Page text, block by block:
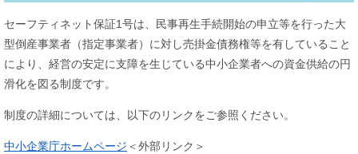
セーフティネット保証1号は、民事再生手続開始の申立等を行った大
型倒産事業者（指定事業者）に対し売掛金債務権等を有していること
により、経営の安定に支障を生じている中小企業者への資金供給の円
滑化を図る制度です。
制度の詳細については、以下のリンクをご参照ください。
中小企業庁ホームページ ＜外部リンク＞